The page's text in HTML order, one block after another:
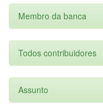
Membro da banca
Todos contribuidores
Assunto